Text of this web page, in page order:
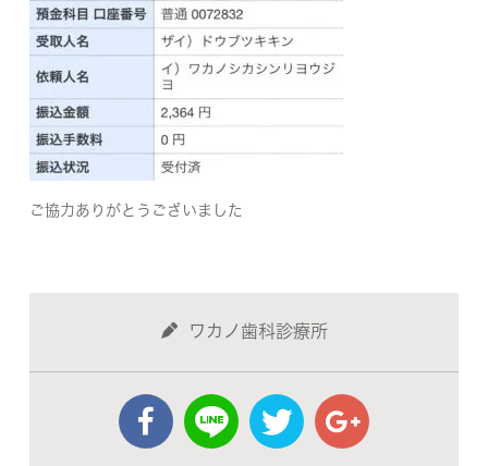
ご協力ありがとうございました
ワカノ歯科診療所